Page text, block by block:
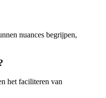
nuances begrijpen,
het faciliteren van